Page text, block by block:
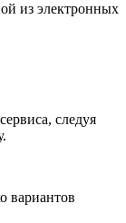
из электронных
следуя
вариантов